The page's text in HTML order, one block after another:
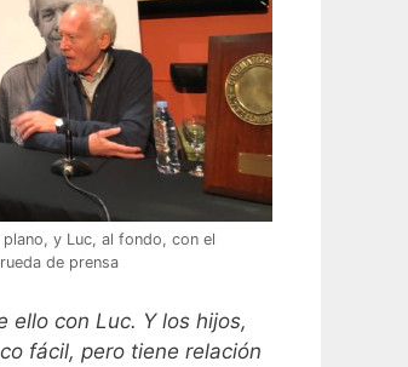
plano, y Luc, al fondo, con el
de prensa
con Luc. Y los hijos,
fácil, pero tiene relación